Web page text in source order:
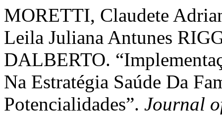
MORETTI, Claudete
Leila Juliana Antunes
DALBERTO.
Na Estratégia Saúde Da
Potencialidades”. Journal